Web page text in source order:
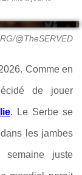
@TheSERVED
Comme en
de jouer
. Le Serbe se
les jambes
juste